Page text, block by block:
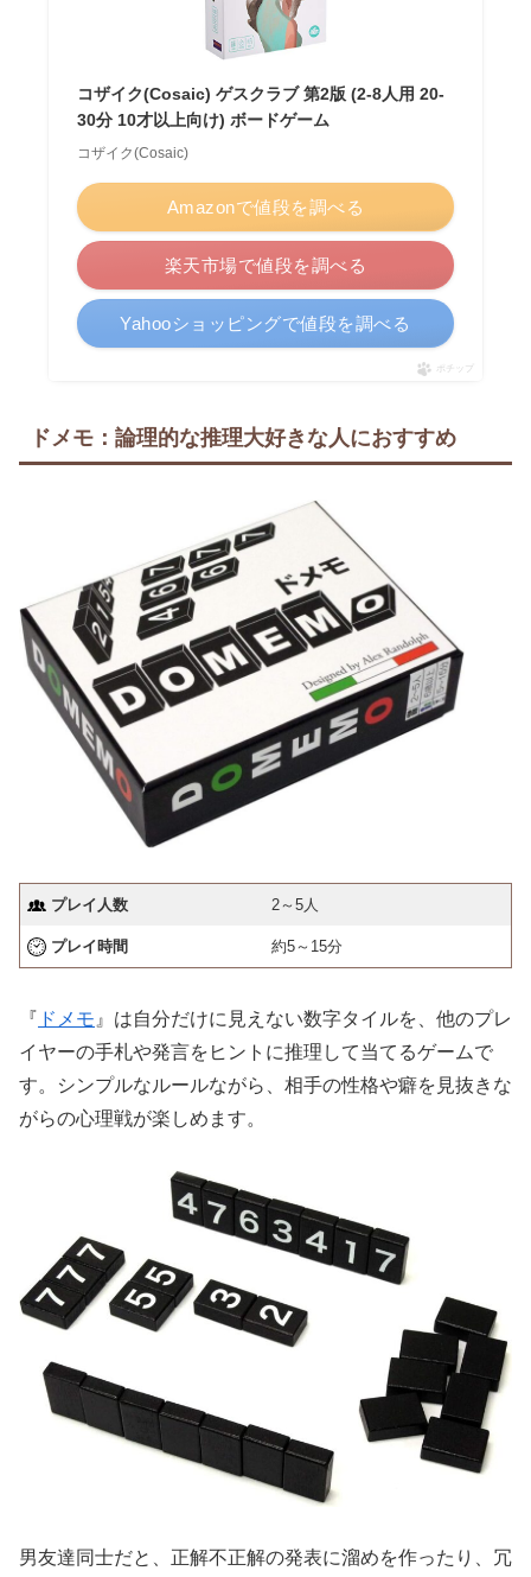
コザイク(Cosaic) ゲスクラブ 第2版 (2-8人用 20-
30分 10才以上向け) ボードゲーム
コザイク(Cosaic)
Amazonで値段を調べる
楽天市場で値段を調べる
Yahooショッピングで値段を調べる
ポチップ
ドメモ：論理的な推理大好きな人におすすめ
プレイ人数 2～5人
プレイ時間 約5～15分
『 ドメモ』は自分だけに見えない数字タイルを、他のプレ
イヤーの手札や発言をヒントに推理して当てるゲームで
す。シンプルなルールながら、相手の性格や癖を見抜きな
がらの心理戦が楽しめます。
男友達同士だと、正解不正解の発表に溜めを作ったり、冗